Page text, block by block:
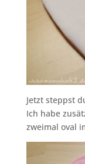
Jetzt steppst
Ich habe
zweimal oval